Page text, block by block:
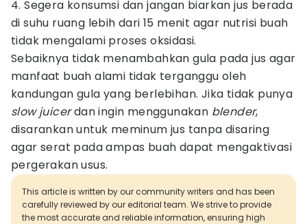
4. Segera konsumsi dan jangan biarkan jus berada
di suhu ruang lebih dari 15 menit agar nutrisi buah
tidak mengalami proses oksidasi.
Sebaiknya tidak menambahkan gula pada jus agar
manfaat buah alami tidak terganggu oleh
kandungan gula yang berlebihan. Jika tidak punya
slow juicerdan ingin menggunakan blender,
disarankan untuk meminum jus tanpa disaring
agar serat pada ampas buah dapat mengaktivasi
pergerakan usus.
This article is written by our community writers and has been
carefully reviewed by our editorial team. We strive to provide
the most accurate and reliable information, ensuring high